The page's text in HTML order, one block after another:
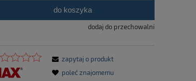
do koszyka
dodaj do przechowalni
zapytaj o produkt
poleć znajomemu